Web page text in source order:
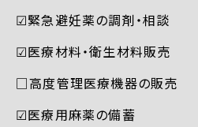
☑︎緊急避妊薬の調剤・相談
☑︎医療材料・衛生材料販売
□高度管理医療機器の販売
☑︎医療用麻薬の備蓄